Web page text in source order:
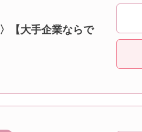
【大手企業ならで